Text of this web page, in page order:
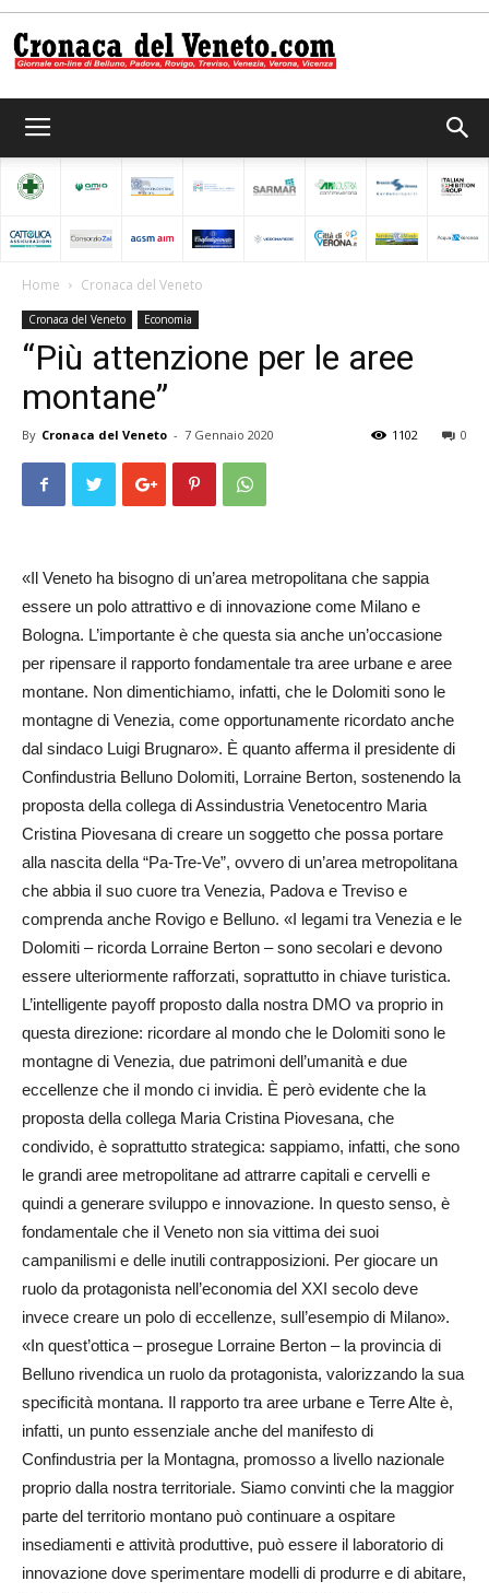
del
Home Cronaca del Veneto
Cronaca del Veneto Economia
“Più attenzione per le aree
montane”
By Cronaca del Veneto - 7 Gennaio 2020 0
1102
«Il Veneto ha bisogno di un’area metropolitana che sappia
essere un polo attrattivo e di innovazione come Milano e
Bologna. L’importante è che questa sia anche un’occasione
per ripensare il rapporto fondamentale tra aree urbane e aree
montane. Non dimentichiamo, infatti, che le Dolomiti sono le
montagne di Venezia, come opportunamente ricordato anche
dal sindaco Luigi Brugnaro». È quanto afferma il presidente di
Confindustria Belluno Dolomiti, Lorraine Berton, sostenendo la
proposta della collega di Assindustria Venetocentro Maria
Cristina Piovesana di creare un soggetto che possa portare
alla nascita della “Pa-Tre-Ve”, ovvero di un’area metropolitana
che abbia il suo cuore tra Venezia, Padova e Treviso e
comprenda anche Rovigo e Belluno. «I legami tra Venezia e le
Dolomiti – ricorda Lorraine Berton – sono secolari e devono
essere ulteriormente rafforzati, soprattutto in chiave turistica.
L’intelligente payoff proposto dalla nostra DMO va proprio in
questa direzione: ricordare al mondo che le Dolomiti sono le
montagne di Venezia, due patrimoni dell’umanità e due
eccellenze che il mondo ci invidia. È però evidente che la
proposta della collega Maria Cristina Piovesana, che
condivido, è soprattutto strategica: sappiamo, infatti, che sono
le grandi aree metropolitane ad attrarre capitali e cervelli e
quindi a generare sviluppo e innovazione. In questo senso, è
fondamentale che il Veneto non sia vittima dei suoi
campanilismi e delle inutili contrapposizioni. Per giocare un
ruolo da protagonista nell’economia del XXI secolo deve
invece creare un polo di eccellenze, sull’esempio di Milano».
«In quest’ottica – prosegue Lorraine Berton – la provincia di
Belluno rivendica un ruolo da protagonista, valorizzando la sua
specificità montana. Il rapporto tra aree urbane e Terre Alte è,
infatti, un punto essenziale anche del manifesto di
Confindustria per la Montagna, promosso a livello nazionale
proprio dalla nostra territoriale. Siamo convinti che la maggior
parte del territorio montano può continuare a ospitare
insediamenti e attività produttive, può essere il laboratorio di
innovazione dove sperimentare modelli di produrre e di abitare,